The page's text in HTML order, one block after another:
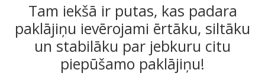
Tam iekšā ir putas, kas padara
paklājiņu ievērojami ērtāku, siltāku
un stabilāku par jebkuru citu
piepūšamo paklājiņu!